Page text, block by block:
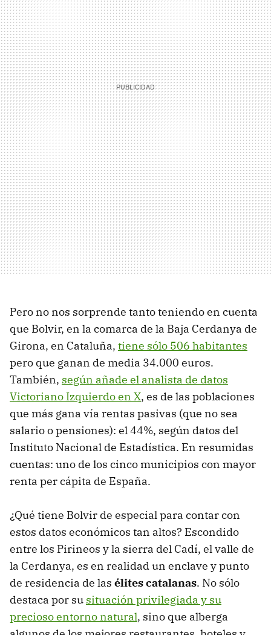
Pero no nos sorprende tanto teniendo en cuenta
que Bolvir, en la comarca de la Baja Cerdanya de
Girona, en Cataluña, tiene sólo 506 habitantes
pero que ganan de media 34.000 euros.
También, según añade el analista de datos
Victoriano Izquierdo en X, es de las poblaciones
que más gana vía rentas pasivas (que no sea
salario o pensiones): el 44%, según datos del
Instituto Nacional de Estadística. En resumidas
cuentas: uno de los cinco municipios con mayor
renta per cápita de España.
¿Qué tiene Bolvir de especial para contar con
estos datos económicos tan altos? Escondido
entre los Pirineos y la sierra del Cadí, el valle de
la Cerdanya, es en realidad un enclave y punto
de residencia de las élites catalanas. No sólo
destaca por su situación privilegiada y su
precioso entorno natural, sino que alberga